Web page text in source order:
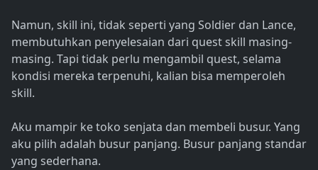
Namun, skill ini, tidak seperti yang Soldier dan Lance,
membutuhkan penyelesaian dari quest skill masing-
masing. Tapi tidak perlu mengambil quest, selama
kondisi mereka terpenuhi, kalian bisa memperoleh
skill.
Aku mampir ke toko senjata dan membeli busur. Yang
aku pilih adalah busur panjang. Busur panjang standar
yang sederhana.